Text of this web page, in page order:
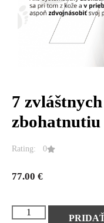
7
zbohatnutiu
Rating: 0
77.00 €